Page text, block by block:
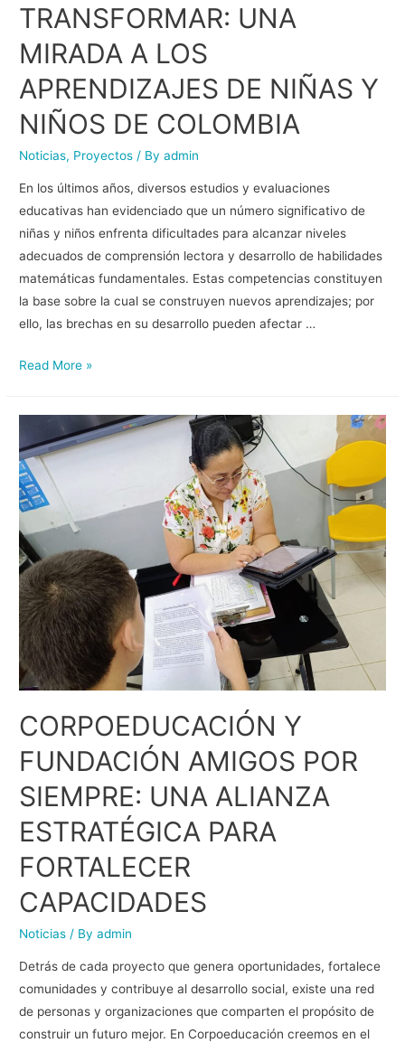
TRANSFORMAR: UNA
MIRADA A LOS
APRENDIZAJES DE NIÑAS Y
NIÑOS DE COLOMBIA
Noticias, Proyectos / Byadmin
En los últimos años, diversos estudios y evaluaciones
educativas han evidenciado que un número significativo de
niñas y niños enfrenta dificultades para alcanzar niveles
adecuados de comprensión lectora y desarrollo de habilidades
matemáticas fundamentales. Estas competencias constituyen
la base sobre la cual se construyen nuevos aprendizajes; por
ello, las brechas en su desarrollo pueden afectar …
Read More »
CORPOEDUCACIÓN Y
FUNDACIÓN AMIGOS POR
SIEMPRE: UNA ALIANZA
ESTRATÉGICA PARA
FORTALECER
CAPACIDADES
Noticias / Byadmin
Detrás de cada proyecto que genera oportunidades, fortalece
comunidades y contribuye al desarrollo social, existe una red
de personas y organizaciones que comparten el propósito de
construir un futuro mejor. En Corpoeducación creemos en el